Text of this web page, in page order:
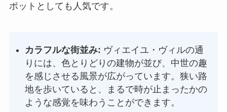
ポットとしても人気です。
カラフルな街並み: ヴィエイユ・ヴィルの通
りには、色とりどりの建物が並び、中世の趣
を感じさせる風景が広がっています。狭い路
地を歩いていると、まるで時が止まったかの
ような感覚を味わうことができます。